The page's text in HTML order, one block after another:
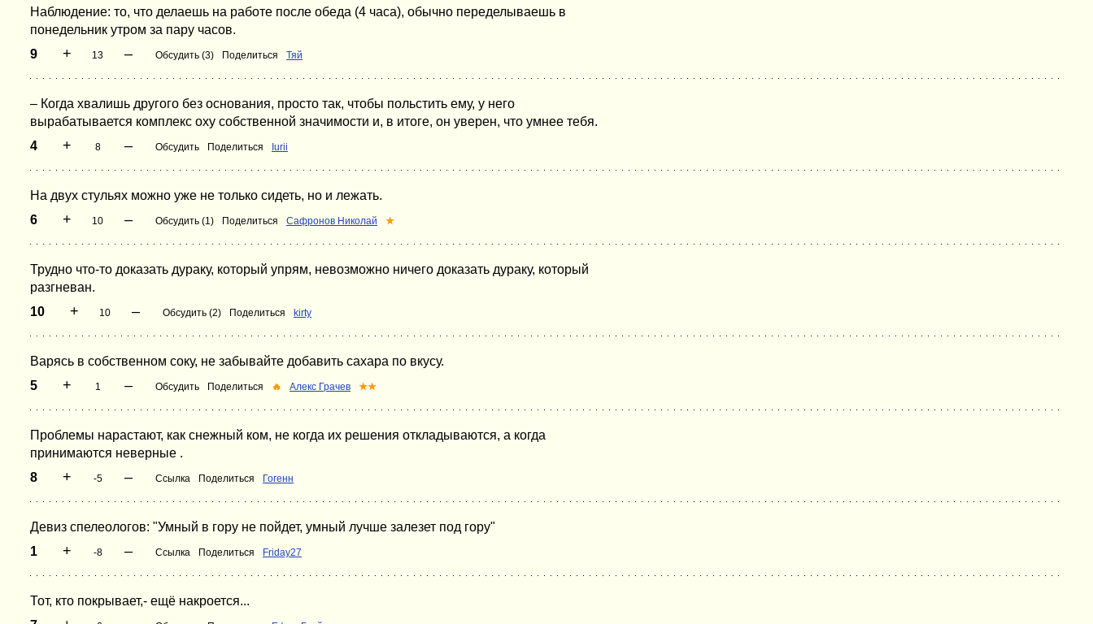
Наблюдение: то, что делаешь на работе после обеда (4 часа), обычно переделываешь в
понедельник утром за пару часов.
9
+ 13 – Обсудить (3) Поделиться Тяй
– Когда хвалишь другого без основания, просто так, чтобы польстить ему, у него
вырабатывается комплекс оху собственной значимости и, в итоге, он уверен, что умнее тебя.
4
+ 8 – Обсудить Поделиться Iurii
На двух стульях можно уже не только сидеть, но и лежать.
6
+ 10 – Обсудить (1) Поделиться Сафронов Николай ★
Трудно что-то доказать дураку, который упрям, невозможно ничего доказать дураку, который
разгневан.
10
+ 10 – Обсудить (2) Поделиться kirty
Варясь в собственном соку, не забывайте добавить сахара по вкусу.
5
+ 1 – Обсудить Поделиться 🔥 Алекс Грачев ★★
Проблемы нарастают, как снежный ком, не когда их решения откладываются, а когда
принимаются неверные .
8
+ -5 – Ссылка Поделиться Гогенн
Девиз спелеологов: "Умный в гору не пойдет, умный лучше залезет под гору"
1
+ -8 – Ссылка Поделиться Friday27
Тот, кто покрывает,- ещё накроется...